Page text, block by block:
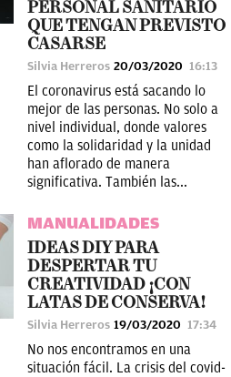
PERSONAL SANITARIO
QUE TENGAN PREVISTO
CASARSE
Silvia Herreros 20/03/2020 16:13
El coronavirus está sacando lo
mejor de las personas. No solo a
nivel individual, donde valores
como la solidaridad y la unidad
han aflorado de manera
significativa. También las...
MANUALIDADES
IDEAS DIY PARA
DESPERTAR TU
CREATIVIDAD ¡CON
LATAS DE CONSERVA!
Silvia Herreros 19/03/2020 17:34
No nos encontramos en una
situación fácil. La crisis del covid-